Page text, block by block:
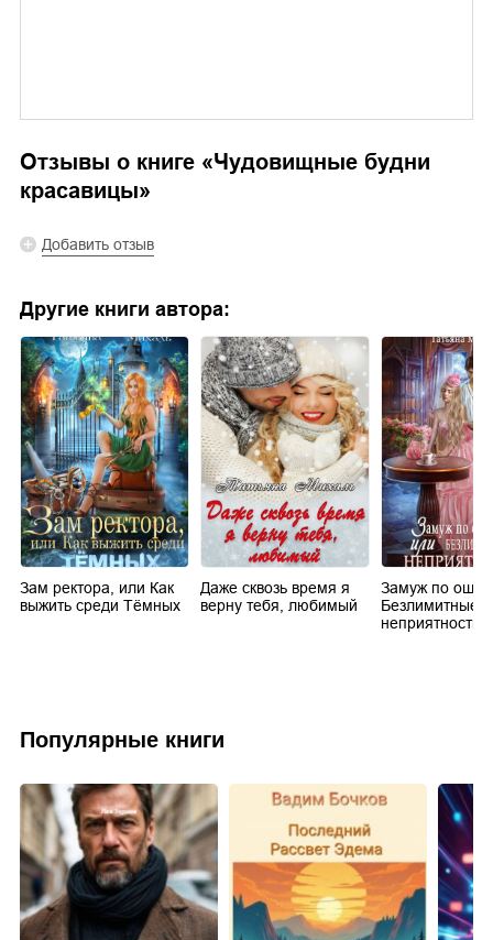
Отзывы о книге «Чудовищные будни
красавицы»
Добавить отзыв
Другие книги автора:
Зам ректора, или Как
выжить среди Тёмных
Даже сквозь время я
верну тебя, любимый
Замуж по
Безлимитные
неприятности
Популярные книги